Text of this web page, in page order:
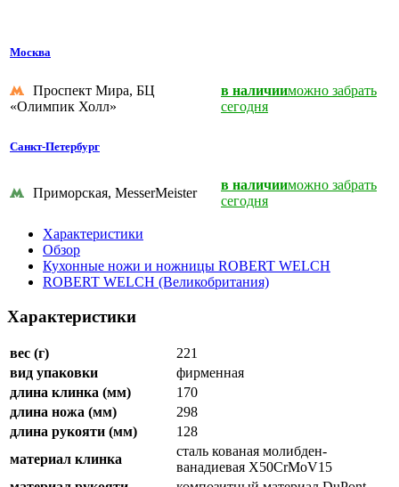
Москва
Проспект Мира, БЦ
«Олимпик Холл»
в наличииможно забрать
сегодня
Санкт-Петербург
Приморская, MesserMeister
в наличииможно забрать
сегодня
Характеристики
Обзор
Кухонные ножи и ножницы ROBERT WELCH
ROBERT WELCH (Великобритания)
Характеристики
вес (г)
221
вид упаковки
фирменная
длина клинка (мм)
170
длина ножа (мм)
298
длина рукояти (мм)
128
материал клинка
сталь кованая молибден-
ванадиевая X50CrMoV15